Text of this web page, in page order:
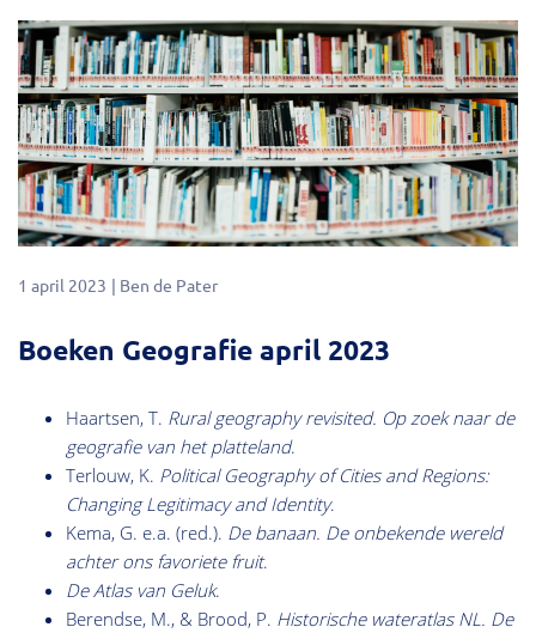
1 april 2023 Ben de Pater
Boeken Geografie april 2023
Haartsen, T. Rural geography revisited. Op zoek naar de
geografie van het platteland.
Terlouw, K. Political Geography of Cities and Regions:
Changing Legitimacy and Identity.
Kema, G. e.a. (red.). De banaan. De onbekende wereld
achter ons favoriete fruit.
De Atlas van Geluk.
Berendse, M., & Brood, P. Historische wateratlas NL. De